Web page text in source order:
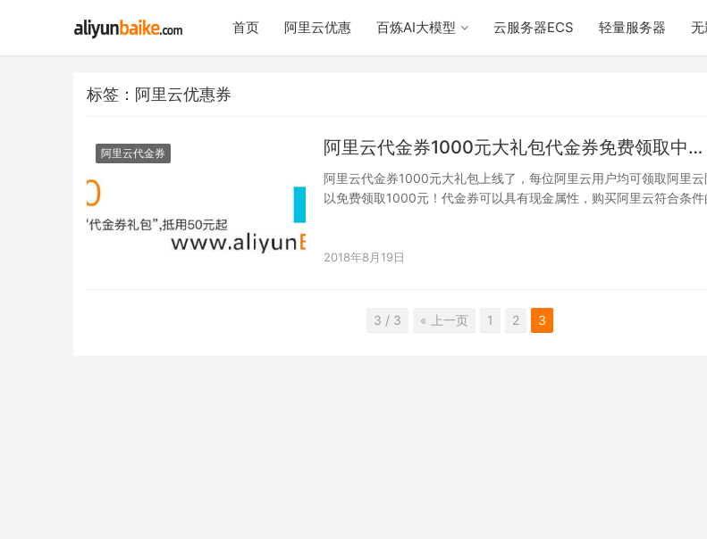
首页 阿里云优惠 百炼AI大模型 云服务器ECS 轻量服务器 无
标签：阿里云优惠券
阿里云代金券 阿里云代金券1000元大礼包代金券免费领取中…
阿里云代金券1000元大礼包上线了，每位阿里云用户均可领取阿里
以免费领取1000元！代金券可以具有现金属性，购买阿里云符合条
2018年8月19日
3 / 3 « 上一页 1 2 3